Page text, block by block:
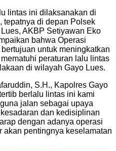
lintas ini dilaksanakan di
tepatnya di depan Polsek
AKBP Setiyawan Eko
bahwa Operasi
untuk meningkatkan
peraturan lalu lintas
di wilayah Gayo Lues.
S.H., Kapolres Gayo
berlalu lintas ini kami
jalan sebagai upaya
dan kedisiplinan
dengan adanya operasi
akan pentingnya keselamatan